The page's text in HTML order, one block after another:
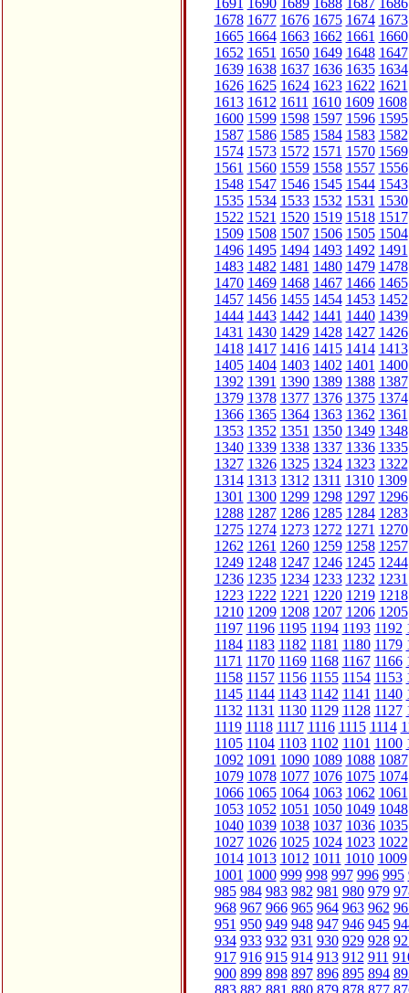
1691 1690 1689 1688 1687 1686
1678 1677 1676 1675 1674 1673
1665 1664 1663 1662 1661 1660
1652 1651 1650 1649 1648 1647
1639 1638 1637 1636 1635 1634
1626 1625 1624 1623 1622 1621
1613 1612 1611 1610 1609 1608
1600 1599 1598 1597 1596 1595
1587 1586 1585 1584 1583 1582
1574 1573 1572 1571 1570 1569
1561 1560 1559 1558 1557 1556
1548 1547 1546 1545 1544 1543
1535 1534 1533 1532 1531 1530
1522 1521 1520 1519 1518 1517
1509 1508 1507 1506 1505 1504
1496 1495 1494 1493 1492 1491
1483 1482 1481 1480 1479 1478
1470 1469 1468 1467 1466 1465
1457 1456 1455 1454 1453 1452
1444 1443 1442 1441 1440 1439
1431 1430 1429 1428 1427 1426
1418 1417 1416 1415 1414 1413
1405 1404 1403 1402 1401 1400
1392 1391 1390 1389 1388 1387
1379 1378 1377 1376 1375 1374
1366 1365 1364 1363 1362 1361
1353 1352 1351 1350 1349 1348
1340 1339 1338 1337 1336 1335
1327 1326 1325 1324 1323 1322
1314 1313 1312 1311 1310 1309
1301 1300 1299 1298 1297 1296
1288 1287 1286 1285 1284 1283
1275 1274 1273 1272 1271 1270
1262 1261 1260 1259 1258 1257
1249 1248 1247 1246 1245 1244
1236 1235 1234 1233 1232 1231
1223 1222 1221 1220 1219 1218
1210 1209 1208 1207 1206 1205
1197 1196 1195 1194 1193 1192
1184 1183 1182 1181 1180 1179
1171 1170 1169 1168 1167 1166
1158 1157 1156 1155 1154 1153
1145 1144 1143 1142 1141 1140
1132 1131 1130 1129 1128 1127
1119 1118 1117 1116 1115 1114
1105 1104 1103 1102 1101 1100
1092 1091 1090 1089 1088 1087
1079 1078 1077 1076 1075 1074
1066 1065 1064 1063 1062 1061
1053 1052 1051 1050 1049 1048
1040 1039 1038 1037 1036 1035
1027 1026 1025 1024 1023 1022
1014 1013 1012 1011 1010 1009
1001 1000 999 998 997 996 995
985 984 983 982 981 980 979
968 967 966 965 964 963 962
951 950 949 948 947 946 945
934 933 932 931 930 929 928
917 916 915 914 913 912 911
900 899 898 897 896 895 894
883 882 881 880 879 878 877